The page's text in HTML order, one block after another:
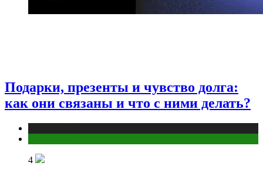
Подарки, презенты и чувство долга:
как они связаны и что с ними делать?
4